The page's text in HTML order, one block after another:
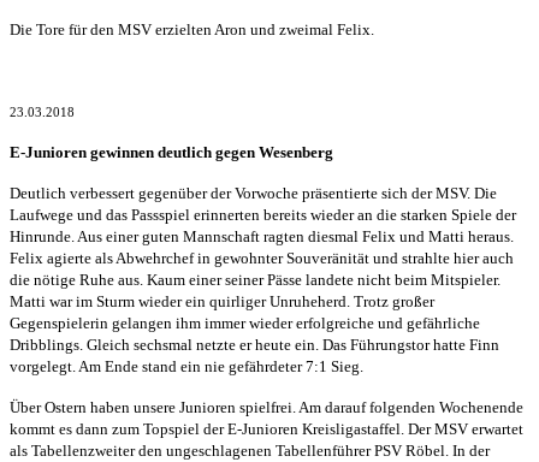
Die Tore für den MSV erzielten Aron und zweimal Felix.
23.03.2018
E-Junioren gewinnen deutlich gegen Wesenberg
Deutlich verbessert gegenüber der Vorwoche präsentierte sich der MSV. Die
Laufwege und das Passspiel erinnerten bereits wieder an die starken Spiele der
Hinrunde. Aus einer guten Mannschaft ragten diesmal Felix und Matti heraus.
Felix agierte als Abwehrchef in gewohnter Souveränität und strahlte hier auch
die nötige Ruhe aus. Kaum einer seiner Pässe landete nicht beim Mitspieler.
Matti war im Sturm wieder ein quirliger Unruheherd. Trotz großer
Gegenspielerin gelangen ihm immer wieder erfolgreiche und gefährliche
Dribblings. Gleich sechsmal netzte er heute ein. Das Führungstor hatte Finn
vorgelegt. Am Ende stand ein nie gefährdeter 7:1 Sieg.
Über Ostern haben unsere Junioren spielfrei. Am darauf folgenden Wochenende
kommt es dann zum Topspiel der E-Junioren Kreisligastaffel. Der MSV erwartet
als Tabellenzweiter den ungeschlagenen Tabellenführer PSV Röbel. In der